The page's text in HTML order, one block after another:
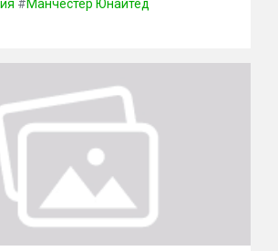
#Манчестер Юнайтед